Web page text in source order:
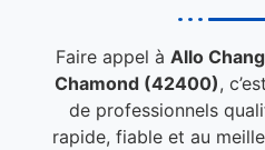
Faire appel àAllo
Chamond (42400),
de professionnels
rapide, fiable et au